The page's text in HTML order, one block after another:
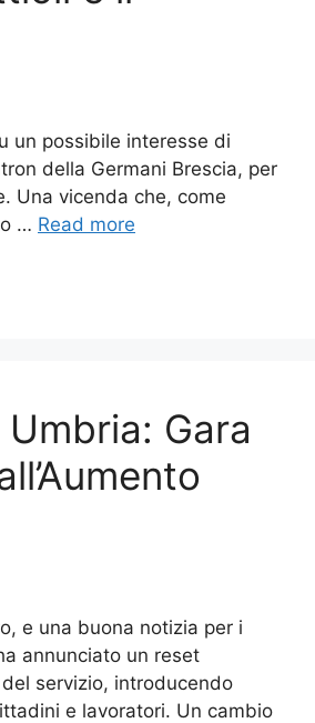
un possibile interesse di
della Germani Brescia, per
Una vicenda che, come
… Read more
Gara
e una buona notizia per i
annunciato un reset
servizio, introducendo
e lavoratori. Un cambio